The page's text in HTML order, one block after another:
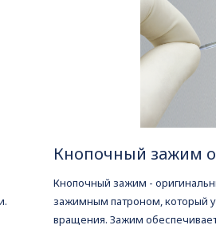
Кнопочный зажим
Кнопочный зажим -
зажимным патроном, который
вращения. Зажим